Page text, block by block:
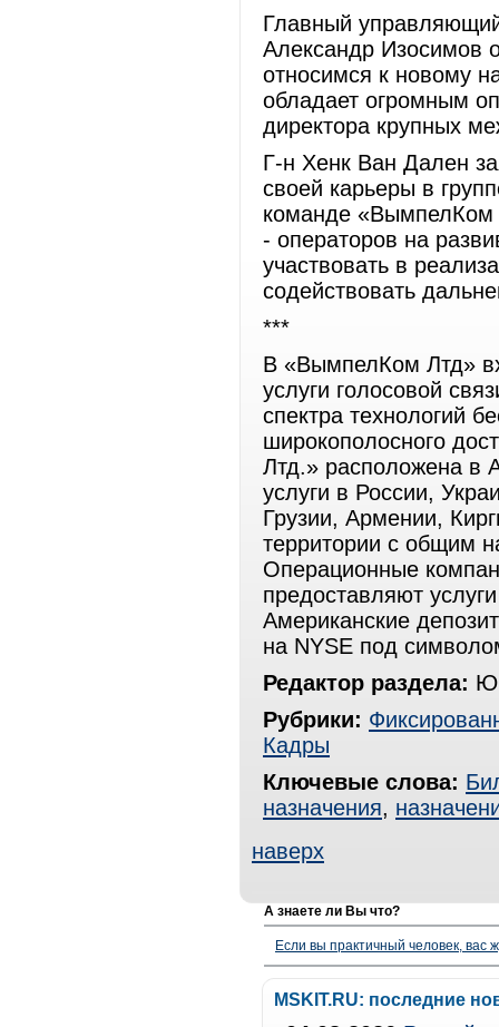
Главный
Александр Изосимов
относимся к новому
обладает огромным
директора крупных
Г-н Хенк Ван Дален
своей карьеры в
команде «ВымпелКом
- операторов на
участвовать в
содействовать
***
В «ВымпелКом Лтд»
услуги голосовой
спектра технологий
широкополосного
Лтд.» расположена в
услуги в России,
Грузии, Армении,
территории с общим
Операционные
предоставляют
Американские
на NYSE под
Редактор раздела:
Рубрики:
Кадры
Ключевые слова:
назначения,
наверх
А знаете ли Вы что?
Если вы практичный человек, вас
MSKIT.RU: последние